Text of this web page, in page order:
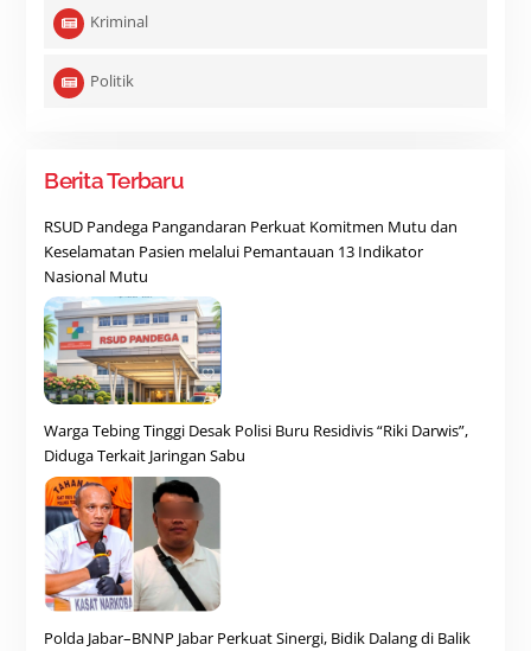
Kriminal
Politik
Berita Terbaru
RSUD Pandega Pangandaran Perkuat Komitmen Mutu dan
Keselamatan Pasien melalui Pemantauan 13 Indikator
Nasional Mutu
Warga Tebing Tinggi Desak Polisi Buru Residivis “Riki Darwis”,
Diduga Terkait Jaringan Sabu
Polda Jabar–BNNP Jabar Perkuat Sinergi, Bidik Dalang di Balik